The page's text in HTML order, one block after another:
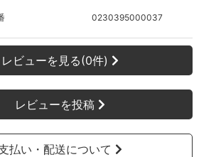
0230395000037
レビューを見る(0件)
レビューを投稿
払い・配送について